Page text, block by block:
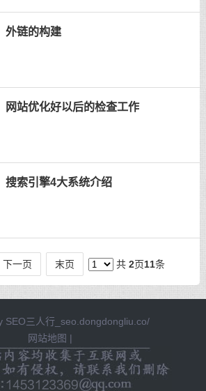
外链的构建
网站优化好以后的检查工作
搜索引擎4大系统介绍
下一页 末页 共2页11条
SEO三人行_seo.dongdongliu.co/
网站地图 |